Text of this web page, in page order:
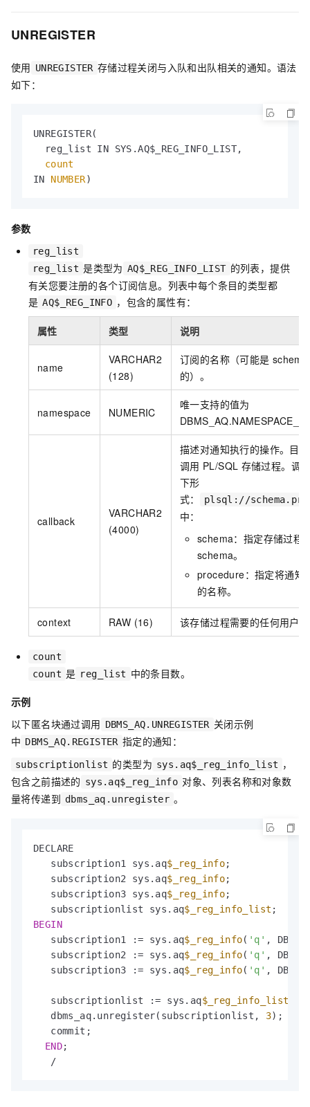
UNREGISTER
使用 UNREGISTER 存储过程关闭与入队和出队相关的通知。语法
如下：
UNREGISTER(
reg_list IN SYS.AQ$_REG_INFO_LIST,
count
IN NUMBER)
参数
reg_list
reg_list 是类型为 AQ$_REG_INFO_LIST 的列表，提供
有关您要注册的各个订阅信息。列表中每个条目的类型都
是 AQ$_REG_INFO ，包含的属性有：
属性 类型 说明
name
VARCHAR2
(128)
订阅的名称（可能是 schema
的）。
namespace NUMERIC
唯一支持的值为
callback
VARCHAR2
(4000)
描述对通知执行的操作。目
调用 PL/SQL 存储过程。调
下形
式：
plsql://
中：
schema：指定存储过程
schema。
procedure：指定将通知
的名称。
context RAW (16) 该存储过程需要的任何用户
count
count 是 reg_list 中的条目数。
示例
以下匿名块通过调用 DBMS_AQ.UNREGISTER 关闭示例
中 DBMS_AQ.REGISTER 指定的通知：
subscriptionlist 的类型为 sys.aq$_reg_info_list ，
包含之前描述的 sys.aq$_reg_info 对象、列表名称和对象数
量将传递到 dbms_aq.unregister 。
DECLARE
   subscription1 sys.aq
$_reg_info;
   subscription2 sys.aq
$_reg_info;
   subscription3 sys.aq
$_reg_info;
   subscriptionlist sys.aq
$_reg_info_list
BEGIN
   subscription1 := sys.aq
$_reg_info( 'q' ,
   subscription2 := sys.aq
$_reg_info( 'q' ,
   subscription3 := sys.aq
$_reg_info( 'q' ,
   subscriptionlist := sys.aq
$_reg_info_list
   dbms_aq.unregister(subscriptionlist,
3);
   commit;
END;
   /